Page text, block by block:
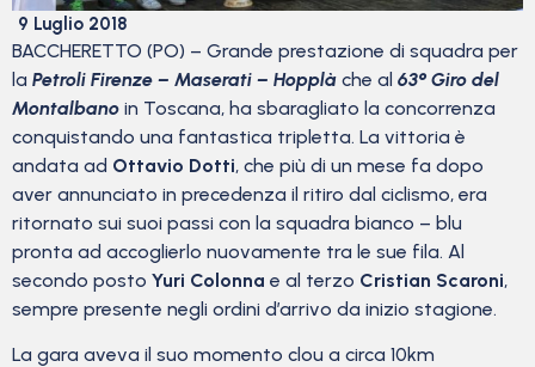
9 Luglio 2018
BACCHERETTO (PO) – Grande prestazione di squadra per
la Petroli Firenze – Maserati – Hopplà che al 63° Giro del
Montalbano in Toscana, ha sbaragliato la concorrenza
conquistando una fantastica tripletta. La vittoria è
andata ad Ottavio Dotti, che più di un mese fa dopo
aver annunciato in precedenza il ritiro dal ciclismo, era
ritornato sui suoi passi con la squadra bianco – blu
pronta ad accoglierlo nuovamente tra le sue fila. Al
secondo posto Yuri Colonna e al terzo Cristian Scaroni,
sempre presente negli ordini d’arrivo da inizio stagione.
La gara aveva il suo momento clou a circa 10km